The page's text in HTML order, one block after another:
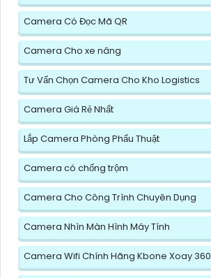
Camera Có Đọc Mã QR
Camera Cho xe nâng
Tư Vấn Chọn Camera Cho Kho Logistics
Camera Giá Rẻ Nhất
Lắp Camera Phòng Phẩu Thuật
Camera có chống trộm
Camera Cho Công Trình Chuyên Dụng
Camera Nhìn Màn Hình Máy Tính
Camera Wifi Chính Hãng Kbone Xoay 360